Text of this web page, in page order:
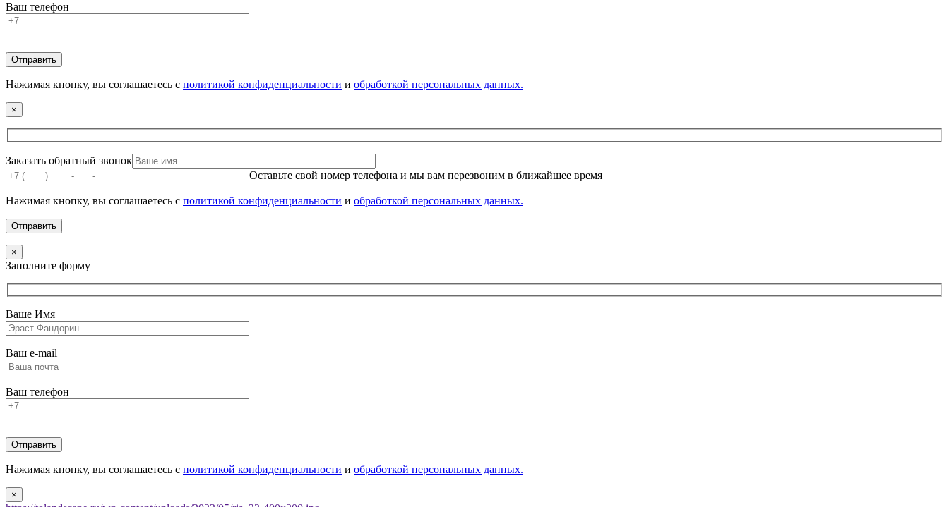
Ваш телефон
Нажимая кнопку, вы соглашаетесь с политикой конфиденциальности и обработкой персональных данных.
×
Заказать обратный звонок
Оставьте свой номер телефона и мы вам перезвоним в ближайшее время
Нажимая кнопку, вы соглашаетесь с политикой конфиденциальности и обработкой персональных данных.
×
Заполните форму
Ваше Имя
Ваш e-mail
Ваш телефон
Нажимая кнопку, вы соглашаетесь с политикой конфиденциальности и обработкой персональных данных.
×